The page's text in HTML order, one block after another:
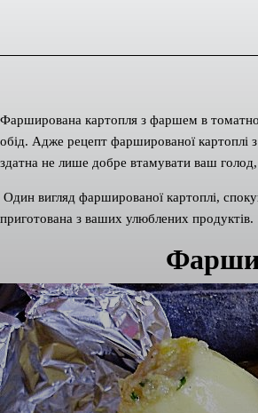
Фарширована картопля з фаршем в
обід. Адже рецепт фаршированої картоплі
здатна не лише добре втамувати ваш
Один вигляд фаршированої картоплі,
приготована з ваших улюблених продуктів.